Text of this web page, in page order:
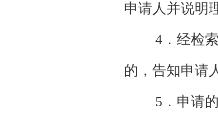
申请人并说明
4．经检
的，告知申请
5．申请